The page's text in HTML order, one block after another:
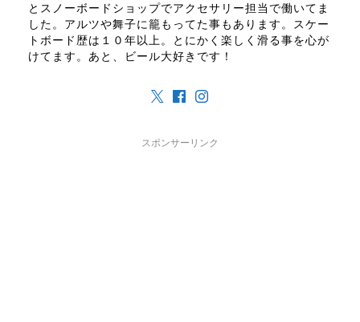
とスノーボードショップでアクセサリー担当で働いてま
した。アルツや舞子に籠もってた事もあります。スケー
トボード歴は１０年以上。とにかく楽しく滑る事を心が
けてます。あと、ビール大好きです！
スポンサーリンク